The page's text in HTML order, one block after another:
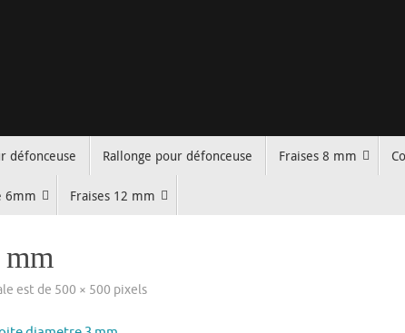
défonceuse Rallonge pour défonceuse Fraises 8 mm
6mm Fraises 12 mm
est de 500 × 500 pixels